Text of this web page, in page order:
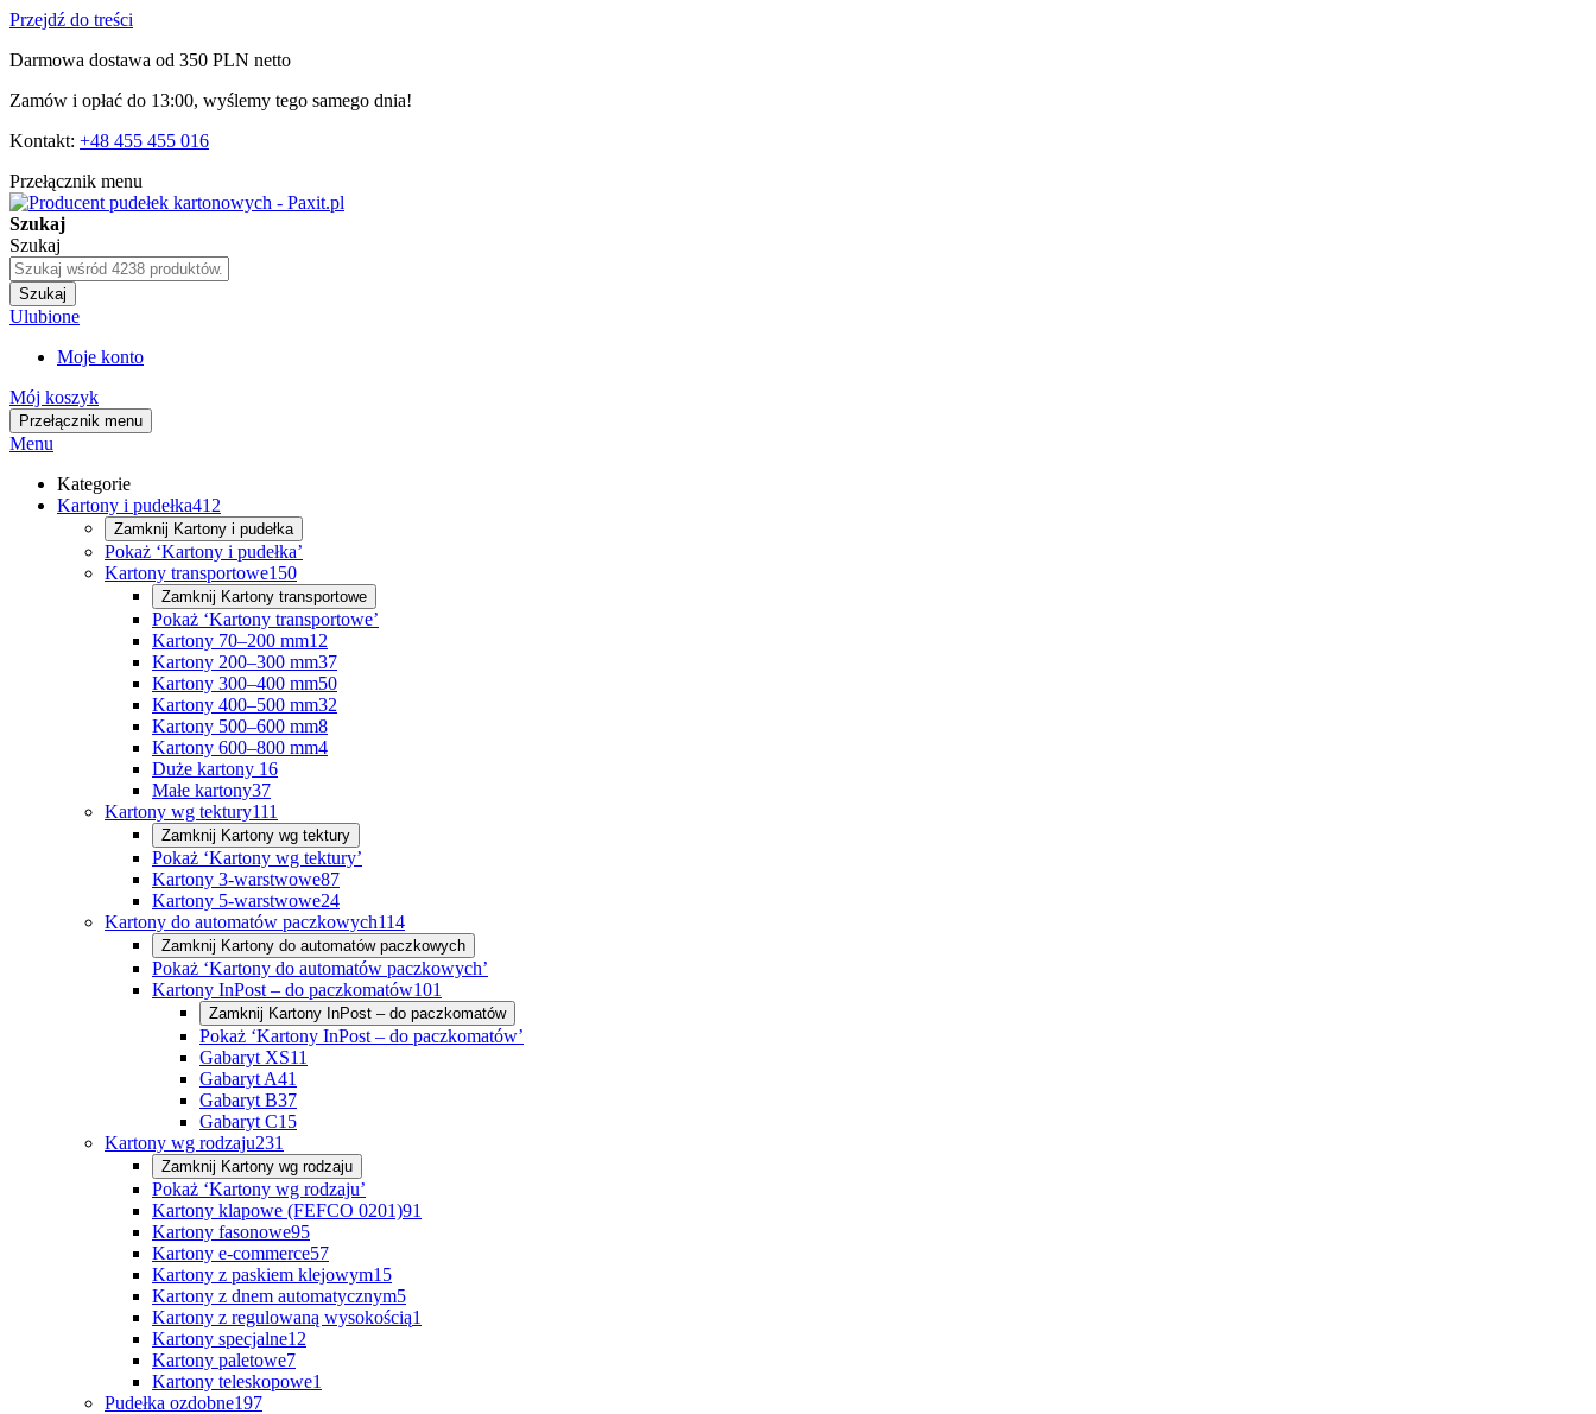
Przejdź do treści
Darmowa dostawa od 350 PLN netto
Zamów i opłać do 13:00, wyślemy tego samego dnia!
Kontakt: +48 455 455 016
Przełącznik menu
Szukaj
Szukaj
Szukaj
Ulubione
Moje konto
Mój koszyk
Przełącznik menu
Menu
Kategorie
Kartony i pudełka412
Zamknij Kartony i pudełka
Pokaż ‘Kartony i pudełka’
Kartony transportowe150
Zamknij Kartony transportowe
Pokaż ‘Kartony transportowe’
Kartony 70–200 mm12
Kartony 200–300 mm37
Kartony 300–400 mm50
Kartony 400–500 mm32
Kartony 500–600 mm8
Kartony 600–800 mm4
Duże kartony 16
Małe kartony37
Kartony wg tektury111
Zamknij Kartony wg tektury
Pokaż ‘Kartony wg tektury’
Kartony 3-warstwowe87
Kartony 5-warstwowe24
Kartony do automatów paczkowych114
Zamknij Kartony do automatów paczkowych
Pokaż ‘Kartony do automatów paczkowych’
Kartony InPost – do paczkomatów101
Zamknij Kartony InPost – do paczkomatów
Pokaż ‘Kartony InPost – do paczkomatów’
Gabaryt XS11
Gabaryt A41
Gabaryt B37
Gabaryt C15
Kartony wg rodzaju231
Zamknij Kartony wg rodzaju
Pokaż ‘Kartony wg rodzaju’
Kartony klapowe (FEFCO 0201)91
Kartony fasonowe95
Kartony e-commerce57
Kartony z paskiem klejowym15
Kartony z dnem automatycznym5
Kartony z regulowaną wysokością1
Kartony specjalne12
Kartony paletowe7
Kartony teleskopowe1
Pudełka ozdobne197